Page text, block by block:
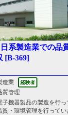
日系製造業での品
[B-369]
造業 経験者
質管理
子機器製品の製造を行っ
質・環境管理を行ってい